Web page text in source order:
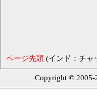
ページ先頭(インド：チャ
Copyright © 2005-